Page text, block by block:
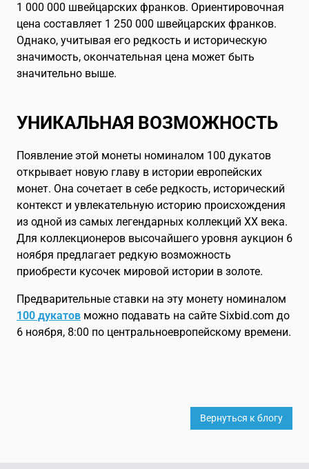
1 000 000 швейцарских франков. Ориентировочная
цена составляет 1 250 000 швейцарских франков.
Однако, учитывая его редкость и историческую
значимость, окончательная цена может быть
значительно выше.
УНИКАЛЬНАЯ ВОЗМОЖНОСТЬ
Появление этой монеты номиналом 100 дукатов
открывает новую главу в истории европейских
монет. Она сочетает в себе редкость, исторический
контекст и увлекательную историю происхождения
из одной из самых легендарных коллекций XX века.
Для коллекционеров высочайшего уровня аукцион 6
ноября предлагает редкую возможность
приобрести кусочек мировой истории в золоте.
Предварительные ставки на эту монету номиналом
100 дукатов можно подавать на сайте Sixbid.com до
6 ноября, 8:00 по центральноевропейскому времени.
Вернуться к блогу